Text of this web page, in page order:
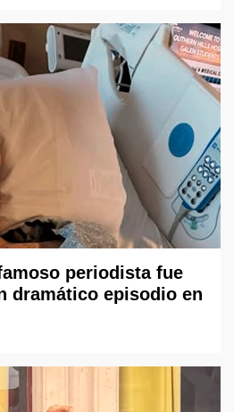
periodista fue
dramático episodio en